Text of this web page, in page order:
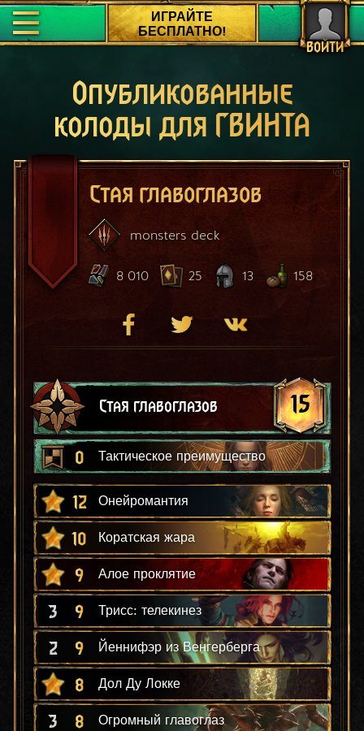
ВОЙТИ
ИГРАЙТЕ
БЕСПЛАТНО!
Опубликованные
колоды для ГВИНТА
Стая главоглазов
monsters deck
8 010 25 13 158
Стая главоглазов 15
0 Тактическое преимущество
12 Онейромантия
10 Коратская жара
9 Алое проклятие
3 9 Трисс: телекинез
2 9 Йеннифэр из Венгерберга
8 Дол Ду Локке
3 8 Огромный главоглаз